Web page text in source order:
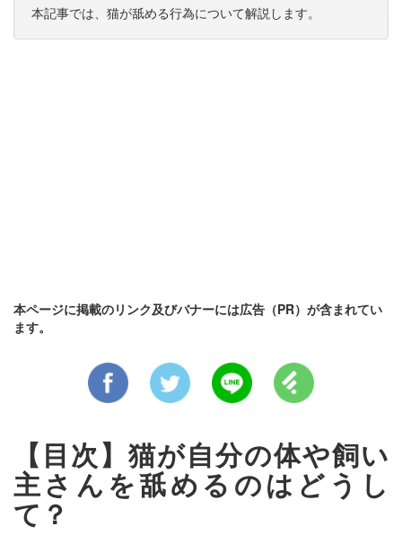
本記事では、猫が舐める行為について解説します。
本ページに掲載のリンク及びバナーには広告（PR）が含まれてい
ます。
【目次】猫が自分の体や飼い
主さんを舐めるのはどうし
て？